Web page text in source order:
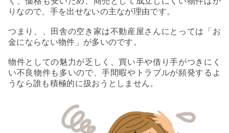
りなので、手を出せないの主なが理由です。
つまり、、田舎の空き家は不動産屋さんにとっては「お
金にならない物件」が多いのです。
物件としての魅力が乏しく、買い手や借り手がつきにく
い不良物件も多いので、手間暇やトラブルが頻発するよ
うなら誰も積極的に扱おうとしません。